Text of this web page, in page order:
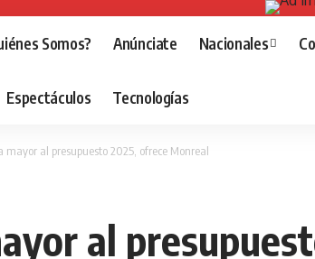
Somos? Anúnciate Nacionales
Espectáculos Tecnologías
mayor al presupuesto 2025, ofrece Monreal
al